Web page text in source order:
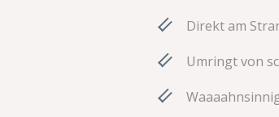
Direkt am
Umringt von